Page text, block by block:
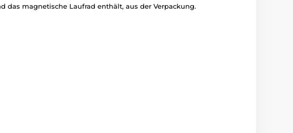
das magnetische Laufrad enthält, aus der Verpackung.